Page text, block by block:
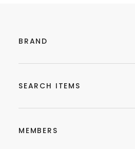
BRAND
SEARCH ITEMS
MEMBERS